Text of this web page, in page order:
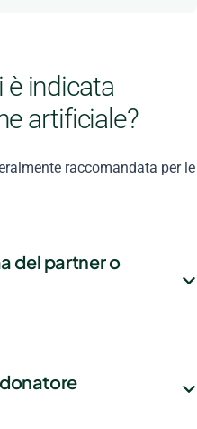
è indicata
artificiale?
raccomandata per le
del partner o